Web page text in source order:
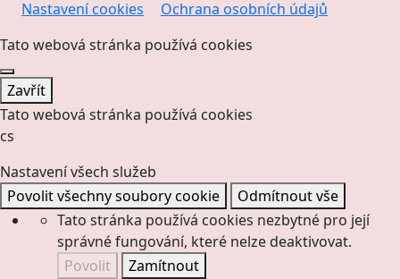
Nastavení cookies
Ochrana osobních údajů
Tato webová stránka používá cookies
Zavřít
Tato webová stránka používá cookies
cs
Nastavení všech služeb
Povolit všechny soubory cookie
Odmítnout vše
Tato stránka používá cookies nezbytné pro její
správné fungování, které nelze deaktivovat.
Povolit
Zamítnout